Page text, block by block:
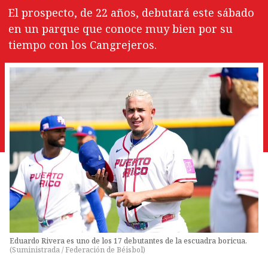
El prospecto, de 22 años, debutará este sábado
en un parque que conoce muy bien por su
tiempo con los Cangrejeros.
Eduardo Rivera es uno de los 17 debutantes de la escuadra boricua.
(Suministrada / Federación de Béisbol)